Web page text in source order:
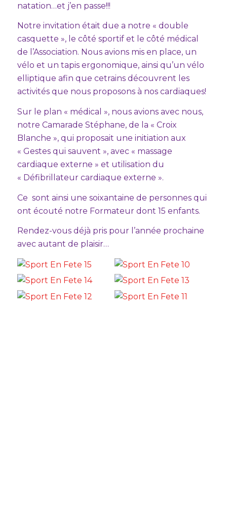
natation…et j’en passe!!!
Notre invitation était due a notre « double
casquette », le côté sportif et le côté médical
de l’Association. Nous avions mis en place, un
vélo et un tapis ergonomique, ainsi qu’un vélo
elliptique afin que cetrains découvrent les
activités que nous proposons à nos cardiaques!
Sur le plan « médical », nous avions avec nous,
notre Camarade Stéphane, de la « Croix
Blanche », qui proposait une initiation aux
« Gestes qui sauvent », avec « massage
cardiaque externe » et utilisation du
« Défibrillateur cardiaque externe ».
Ce sont ainsi une soixantaine de personnes qui
ont écouté notre Formateur dont 15 enfants.
Rendez-vous déjà pris pour l’année prochaine
avec autant de plaisir…